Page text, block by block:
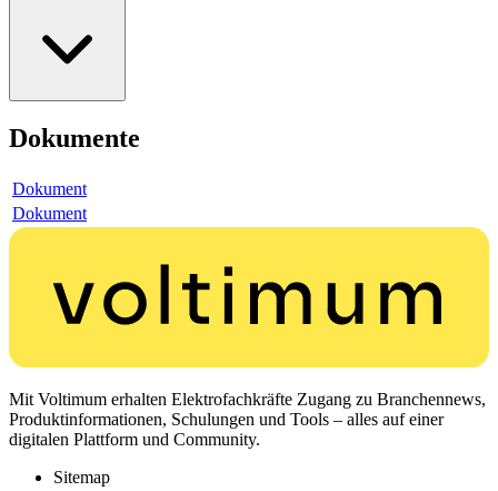
Dokumente
Dokument
Dokument
Mit Voltimum erhalten Elektrofachkräfte Zugang zu Branchennews,
Produktinformationen, Schulungen und Tools – alles auf einer
digitalen Plattform und Community.
Sitemap